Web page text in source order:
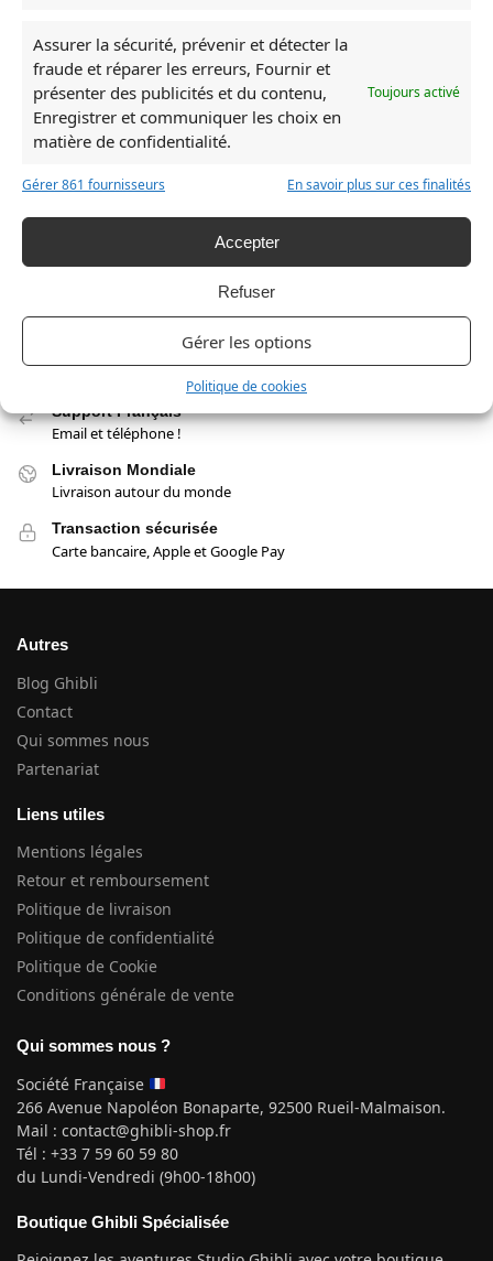
Assurer la sécurité, prévenir et détecter la
fraude et réparer les erreurs, Fournir et
présenter des publicités et du contenu,
Enregistrer et communiquer les choix en
matière de confidentialité.
Toujours activé
Gérer 861 fournisseurs En savoir plus sur ces finalités
Accepter
Refuser
Gérer les options
Politique de cookies
Rupture de stock
25,90€ 25,90€
Support Français
Email et téléphone !
Livraison Mondiale
Livraison autour du monde
Transaction sécurisée
Carte bancaire, Apple et Google Pay
Autres
Blog Ghibli
Contact
Qui sommes nous
Partenariat
Liens utiles
Mentions légales
Retour et remboursement
Politique de livraison
Politique de confidentialité
Politique de Cookie
Conditions générale de vente
Qui sommes nous ?
Société Française
266 Avenue Napoléon Bonaparte, 92500 Rueil-Malmaison.
Mail : contact@ghibli-shop.fr
Tél : +33 7 59 60 59 80
du Lundi-Vendredi (9h00-18h00)
Boutique Ghibli Spécialisée